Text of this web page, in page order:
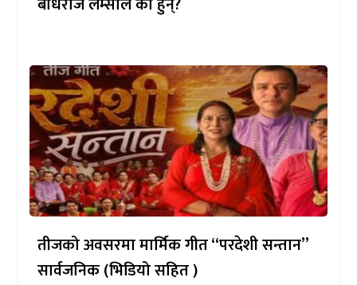
तीजको अवसरमा मार्मिक गीत “परदेशी सन्तान”
सार्वजनिक (भिडियो सहित )